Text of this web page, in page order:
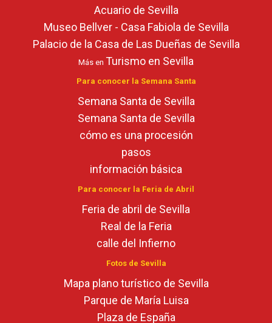
Acuario de Sevilla
Museo Bellver - Casa Fabiola de Sevilla
Palacio de la Casa de Las Dueñas de Sevilla
Más en Turismo en Sevilla
Para conocer la Semana Santa
Semana Santa de Sevilla
Semana Santa de Sevilla
cómo es una procesión
pasos
información básica
Para conocer la Feria de Abril
Feria de abril de Sevilla
Real de la Feria
calle del Infierno
Fotos de Sevilla
Mapa plano turístico de Sevilla
Parque de María Luisa
Plaza de España